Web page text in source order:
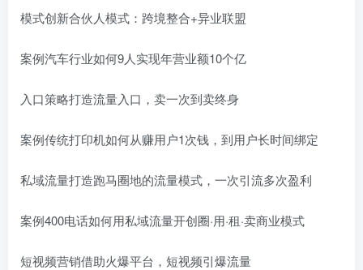
模式创新合伙人模式：跨境整合+异业联盟
案例汽车行业如何9人实现年营业额10个亿
入口策略打造流量入口，卖一次到卖终身
案例传统打印机如何从赚用户1次钱，到用户长时间绑定
私域流量打造跑马圈地的流量模式，一次引流多次盈利
案例400电话如何用私域流量开创圈·用·租·卖商业模式
短视频营销借助火爆平台，短视频引爆流量